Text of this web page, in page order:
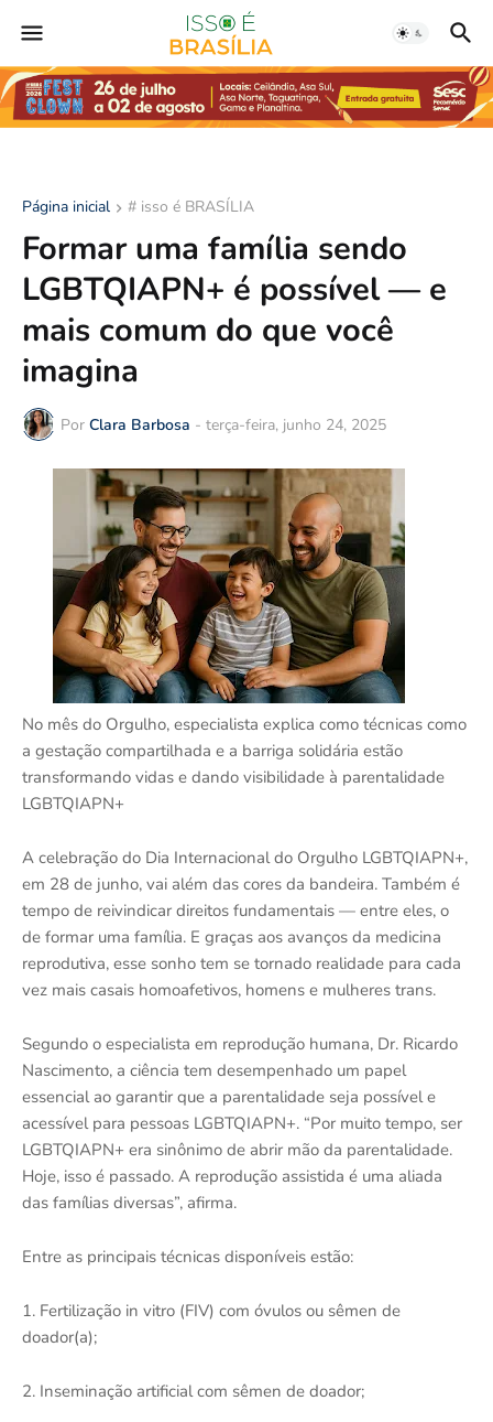
Página inicial # isso é BRASÍLIA
Formar uma família sendo
LGBTQIAPN+ é possível — e
mais comum do que você
imagina
Por Clara Barbosa - terça-feira, junho 24, 2025
No mês do Orgulho, especialista explica como técnicas como
a gestação compartilhada e a barriga solidária estão
transformando vidas e dando visibilidade à parentalidade
LGBTQIAPN+
A celebração do Dia Internacional do Orgulho LGBTQIAPN+,
em 28 de junho, vai além das cores da bandeira. Também é
tempo de reivindicar direitos fundamentais — entre eles, o
de formar uma família. E graças aos avanços da medicina
reprodutiva, esse sonho tem se tornado realidade para cada
vez mais casais homoafetivos, homens e mulheres trans.
Segundo o especialista em reprodução humana, Dr. Ricardo
Nascimento, a ciência tem desempenhado um papel
essencial ao garantir que a parentalidade seja possível e
acessível para pessoas LGBTQIAPN+. “Por muito tempo, ser
LGBTQIAPN+ era sinônimo de abrir mão da parentalidade.
Hoje, isso é passado. A reprodução assistida é uma aliada
das famílias diversas”, afirma.
Entre as principais técnicas disponíveis estão:
1. Fertilização in vitro (FIV) com óvulos ou sêmen de
doador(a);
2. Inseminação artificial com sêmen de doador;